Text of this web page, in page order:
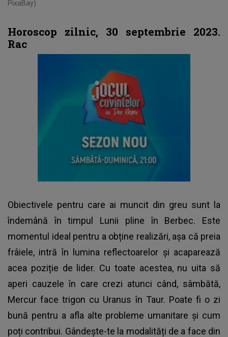
PixaBay)
Horoscop zilnic, 30 septembrie 2023.
Rac
Obiectivele pentru care ai muncit din greu sunt la
îndemână în timpul Lunii pline în Berbec. Este
momentul ideal pentru a obține realizări, așa că preia
frâiele, intră în lumina reflectoarelor și acaparează
acea poziție de lider. Cu toate acestea, nu uita să
aperi cauzele în care crezi atunci când, sâmbătă,
Mercur face trigon cu Uranus în Taur. Poate fi o zi
bună pentru a afla alte probleme umanitare și cum
poți contribui. Gândește-te la modalități de a face din